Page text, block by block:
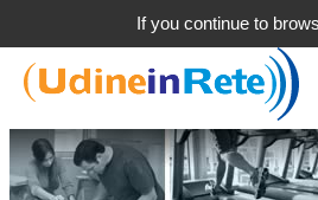
If you continue to